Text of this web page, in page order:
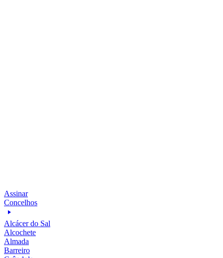
Assinar
Concelhos
Alcácer do Sal
Alcochete
Almada
Barreiro